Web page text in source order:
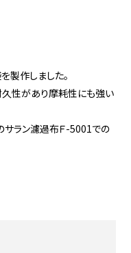
製作しました。
性があり摩耗性にも強い
ラン濾過布Ｆ-5001での